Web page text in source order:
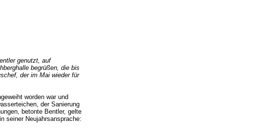
genutzt, auf
begrüßen, die bis
der im Mai wieder für
worden war und
der Sanierung
betonte Bentler, gelte
seiner Neujahrsansprache: